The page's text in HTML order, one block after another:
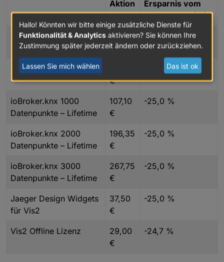
Produkt
Aktion
spreis
Ersparnis vom
neuen Preis (%)
Assistent Lizenz 1 Jahr
19,99
€
-27,3 %
Remote Access 1 Jahr
€
-31,0 %
ioBroker.knx 1000
Datenpunkte – Lifetime
107,10
€
-25,0 %
ioBroker.knx 2000
Datenpunkte – Lifetime
196,35
€
-25,0 %
ioBroker.knx 3000
Datenpunkte – Lifetime
267,75
€
-25,0 %
Jaeger Design Widgets
für Vis2
37,50
€
-25,0 %
Vis2 Offline Lizenz
29,00
€
-24,7 %
Hallo! Könnten wir bitte einige zusätzliche Dienste für
Funktionalität & Analytics aktivieren? Sie können Ihre
Zustimmung später jederzeit ändern oder zurückziehen.
Lassen Sie mich wählen Das ist ok